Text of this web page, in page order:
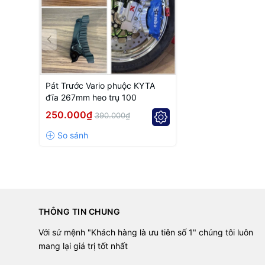
✅ Fits most100mm caliperssuch as Adelin, Frando,
✅ Stylish Racing-Thai appearance
🏍️COMPATIBILITY
HondaVario 125 / 150 / 160
HondaClick 125i / 150i
Designed for KYTA forks
Pát Trước Vario phuộc KYTA
đĩa 267mm heo trụ 100
250.000₫ 390.000₫
THÔNG TIN CHUNG
Với sứ mệnh "Khách hàng là ưu tiên số 1" chúng tôi luôn
mang lại giá trị tốt nhất